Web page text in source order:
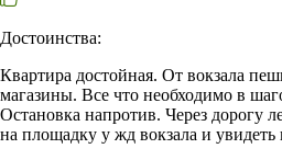
Достоинства:
Квартира достойная. От вокзала
магазины. Все что необходимо в
Остановка напротив. Через дорогу
на площадку у жд вокзала и увидеть